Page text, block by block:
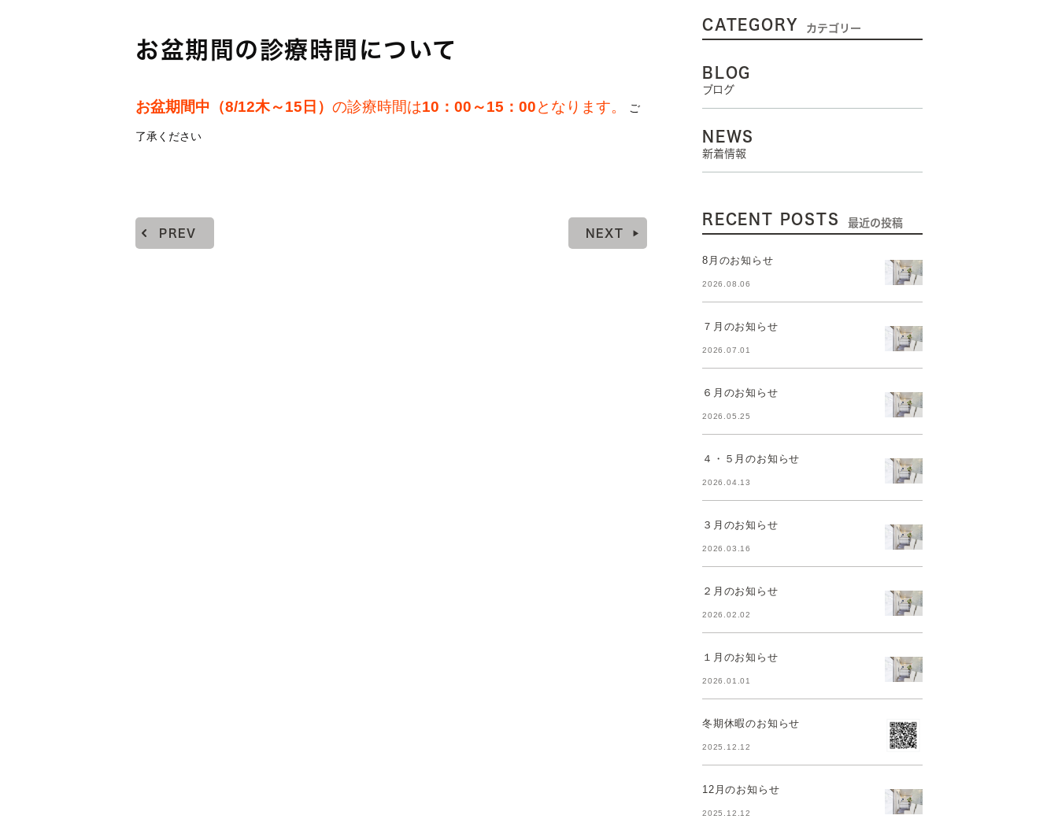
お盆期間の診療時間について
お盆期間中（8/12木～15日） の診療時間は10：00～15：00となります。 ご
了承ください
PREV NEXT
CATEGORY カテゴリー
BLOG
ブログ
NEWS
新着情報
RECENT POSTS 最近の投稿
8月のお知らせ
2026.08.06
７月のお知らせ
2026.07.01
６月のお知らせ
2026.05.25
４・５月のお知らせ
2026.04.13
３月のお知らせ
2026.03.16
２月のお知らせ
2026.02.02
１月のお知らせ
2026.01.01
冬期休暇のお知らせ
2025.12.12
12月のお知らせ
2025.12.12